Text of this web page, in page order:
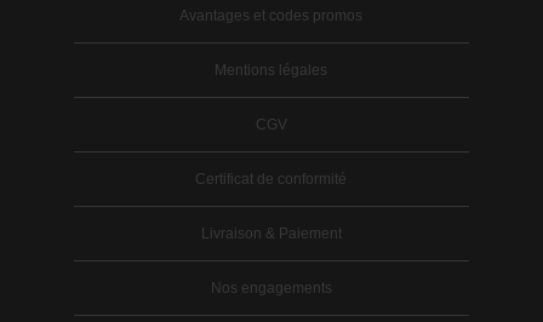
Avantages et codes promos
Mentions légales
CGV
Certificat de conformité
Livraison & Paiement
Nos engagements